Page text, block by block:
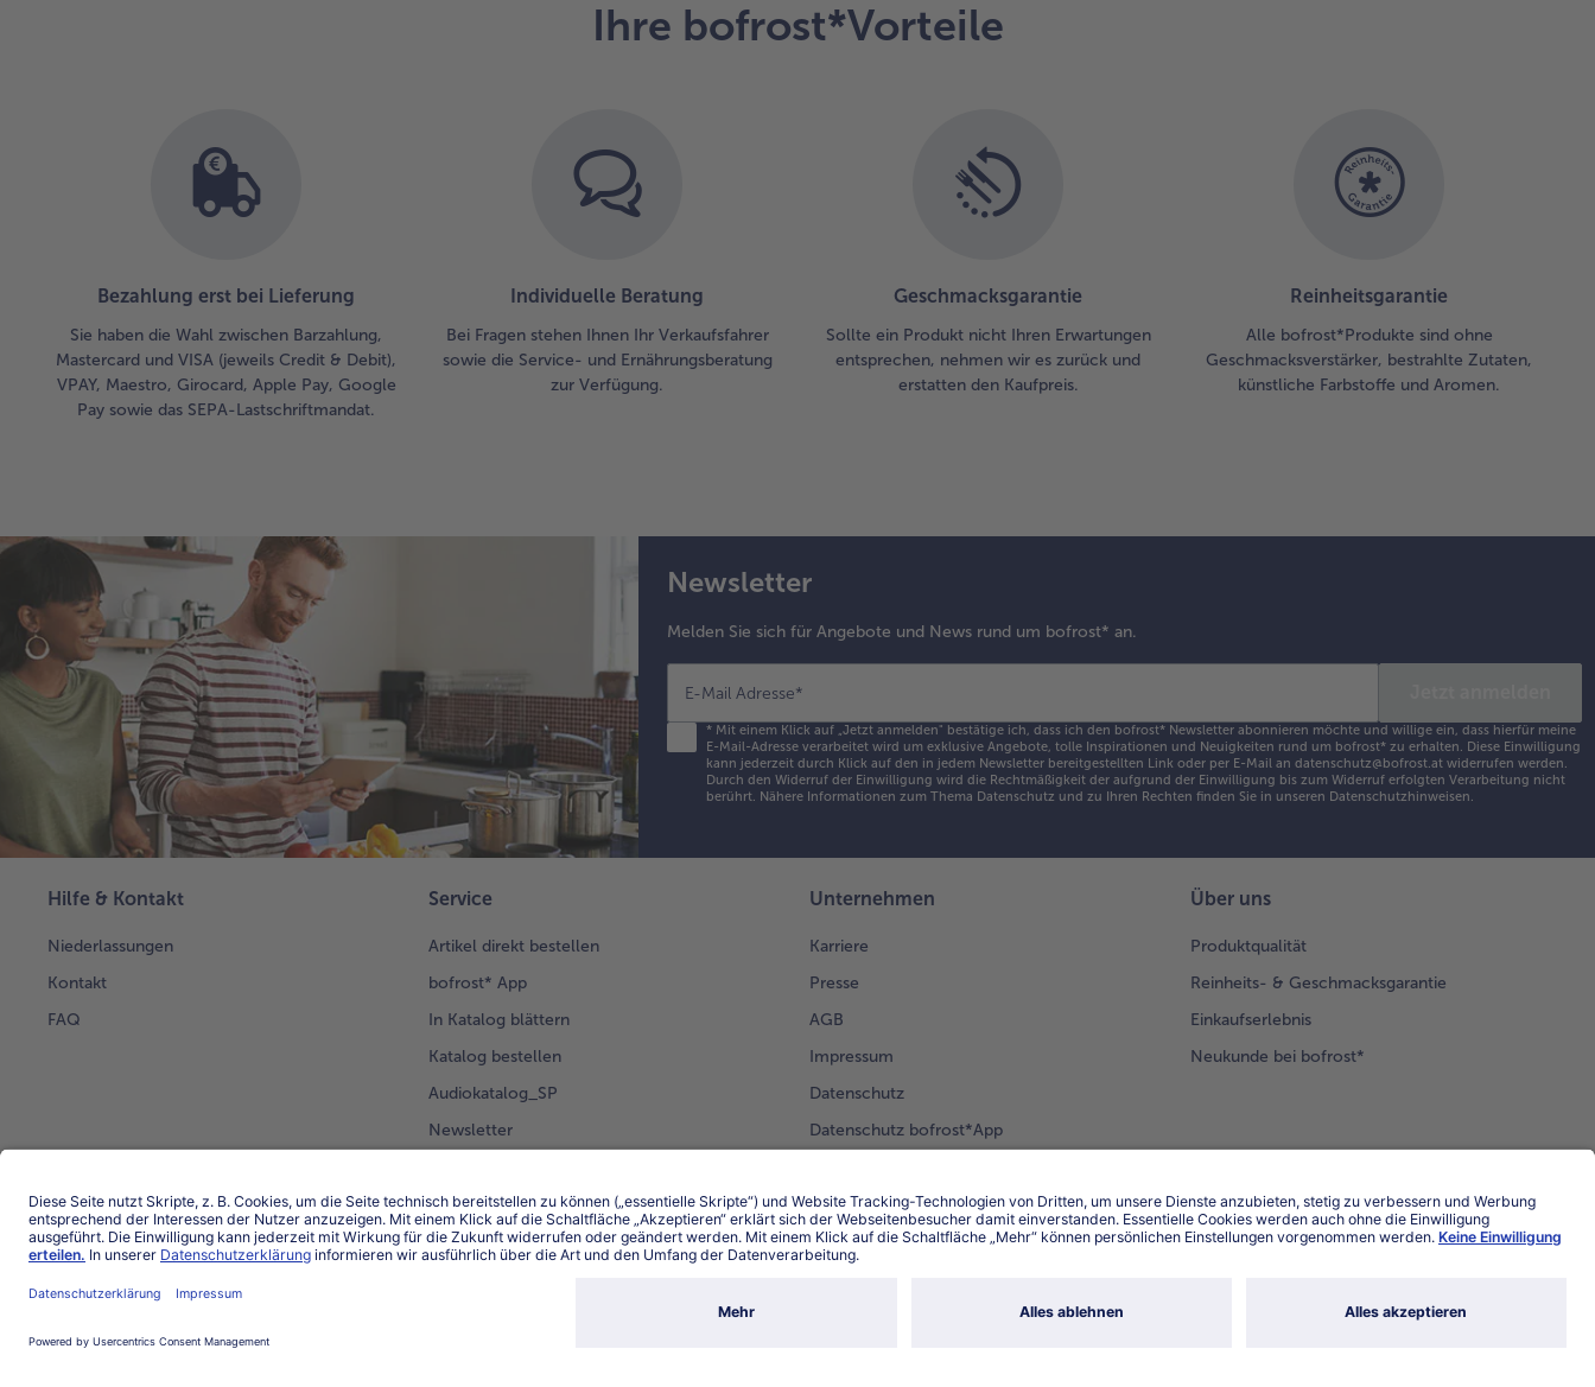
Ihre bofrost*Vorteile
Bezahlung erst bei Lieferung
Sie haben die Wahl zwischen Barzahlung,
Mastercard und VISA (jeweils Credit & Debit),
VPAY, Maestro, Girocard, Apple Pay, Google
Pay sowie das SEPA-Lastschriftmandat.
Individuelle Beratung
Bei Fragen stehen Ihnen Ihr Verkaufsfahrer
sowie die Service- und Ernährungsberatung
zur Verfügung.
Geschmacksgarantie
Sollte ein Produkt nicht Ihren Erwartungen
entsprechen, nehmen wir es zurück und
erstatten den Kaufpreis.
Reinheitsgarantie
Alle bofrost*Produkte sind ohne
Geschmacksverstärker, bestrahlte Zutaten,
künstliche Farbstoffe und Aromen.
Newsletter
Melden Sie sich für Angebote und News rund um bofrost* an.
E-Mail Adresse*
*Mit einem Klick auf „Jetzt anmelden" bestätige ich, dass ich den bofrost* Newsletter abonnieren möchte und willige ein, dass hierfür meine
E-Mail-Adresse verarbeitet wird um exklusive Angebote, tolle Inspirationen und Neuigkeiten rund um bofrost* zu erhalten. Diese Einwilligung
kann jederzeit durch Klick auf den in jedem Newsletter bereitgestellten Link oder per E-Mail an datenschutz@bofrost.at widerrufen werden.
Durch den Widerruf der Einwilligung wird die Rechtmäßigkeit der aufgrund der Einwilligung bis zum Widerruf erfolgten Verarbeitung nicht
berührt. Nähere Informationen zum Thema Datenschutz und zu Ihren Rechten finden Sie in unseren Datenschutzhinweisen.
Hilfe & Kontakt
Niederlassungen
Kontakt
FAQ
Service
Artikel direkt bestellen
bofrost* App
In Katalog blättern
Katalog bestellen
Audiokatalog_SP
Newsletter
Unternehmen
Karriere
Presse
AGB
Impressum
Datenschutz
Datenschutz bofrost*App
Über uns
Produktqualität
Reinheits- & Geschmacksgarantie
Einkaufserlebnis
Neukunde bei bofrost*